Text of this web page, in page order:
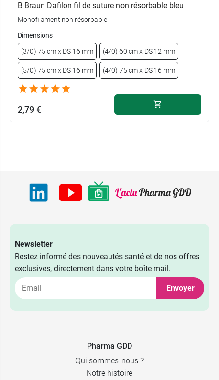
B Braun Dafilon fil de suture non résorbable bleu
Monofilament non résorbable
Dimensions
(3/0) 75 cm x DS 16 mm (4/0) 60 cm x DS 12 mm
(5/0) 75 cm x DS 16 mm (4/0) 75 cm x DS 16 mm
2,79 €
(3/0) 75 cm x DS 16 mm
(4/0) 60 cm x DS 12 mm 2,79 €
Newsletter
Restez informé des nouveautés santé et de nos offres
exclusives, directement dans votre boîte mail.
Envoyer
Pharma GDD
Qui sommes-nous ?
Notre histoire